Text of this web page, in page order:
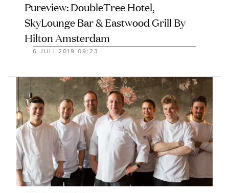
Pureview: DoubleTree Hotel,
SkyLounge Bar & Eastwood Grill By
Hilton Amsterdam
6 JULI 2019 09:23